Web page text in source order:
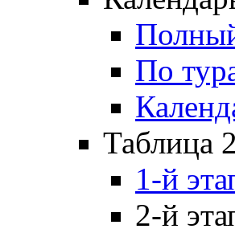
По
Таблица
1-й
2-й